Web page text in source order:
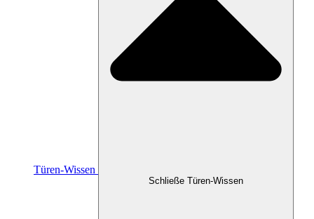
Türen-Wissen
Schließe Türen-Wissen